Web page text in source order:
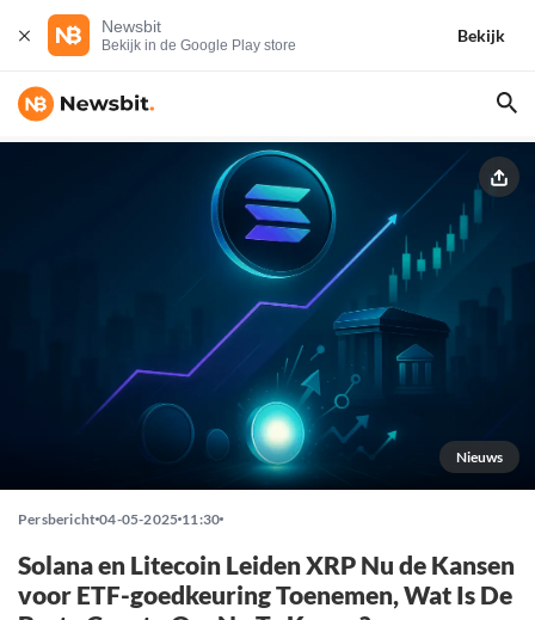
Newsbit
Bekijk in de Google Play store
Bekijk
Nieuws
Persbericht 04-05-2025 11:30
Solana en Litecoin Leiden XRP Nu de Kansen
voor ETF-goedkeuring Toenemen, Wat Is De